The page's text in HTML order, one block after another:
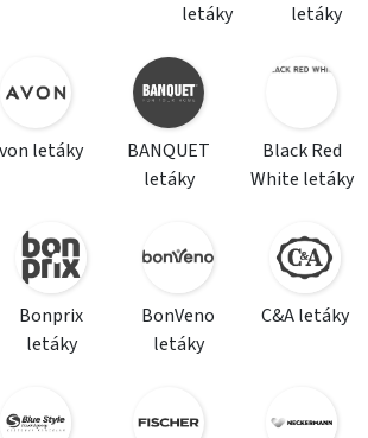
letáky
letáky
letáky
BANQUET
letáky
Black Red
White letáky
Bonprix
letáky
BonVeno
letáky
C&A letáky